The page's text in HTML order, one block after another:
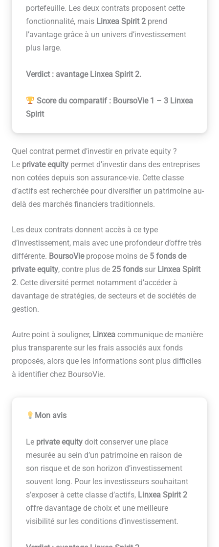
portefeuille. Les deux contrats proposent cette
fonctionnalité, mais Linxea Spirit 2prend
l’avantage grâce à un univers d’investissement
plus large.
Verdict : avantage Linxea Spirit 2.
Score du comparatif : BoursoVie 1 – 3 Linxea
Spirit
Quel contrat permet d’investir en private equity ?
Le private equitypermet d’investir dans des entreprises
non cotées depuis son assurance-vie. Cette classe
d’actifs est recherchée pour diversifier un patrimoine au-
delà des marchés financiers traditionnels.
Les deux contrats donnent accès à ce type
d’investissement, mais avec une profondeur d’offre très
différente. BoursoViepropose moins de 5 fonds de
private equity, contre plus de 25 fondssur Linxea Spirit
2. Cette diversité permet notamment d’accéder à
davantage de stratégies, de secteurs et de sociétés de
gestion.
Autre point à souligner, Linxeacommunique de manière
plus transparente sur les frais associés aux fonds
proposés, alors que les informations sont plus difficiles
à identifier chez BoursoVie.
Mon avis
Le private equitydoit conserver une place
mesurée au sein d’un patrimoine en raison de
son risque et de son horizon d’investissement
souvent long. Pour les investisseurs souhaitant
s’exposer à cette classe d’actifs, Linxea Spirit 2
offre davantage de choix et une meilleure
visibilité sur les conditions d’investissement.